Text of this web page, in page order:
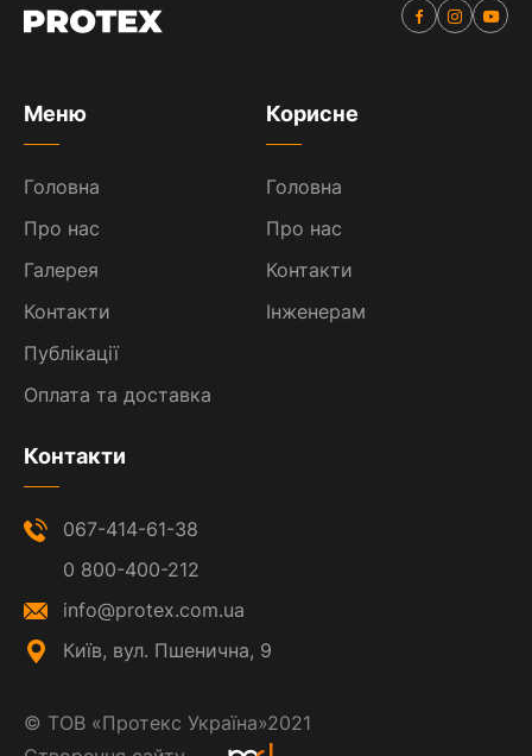
Меню
Головна
Про нас
Галерея
Контакти
Публікації
Оплата та доставка
Корисне
Головна
Про нас
Контакти
Інженерам
Контакти
067-414-61-38
0 800-400-212
info@protex.com.ua
Київ, вул. Пшенична, 9
© ТОВ «Протекс Україна»2021